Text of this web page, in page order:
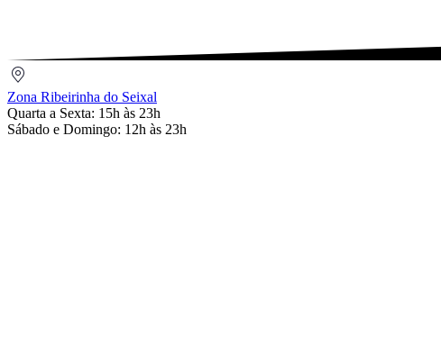
do
Seixal
Zona Ribeirinha do Seixal
Quarta a Sexta: 15h às 23h
Sábado e Domingo: 12h às 23h